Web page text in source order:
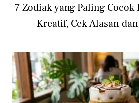
7 Zodiak yang Paling
Kreatif, Cek Alasan